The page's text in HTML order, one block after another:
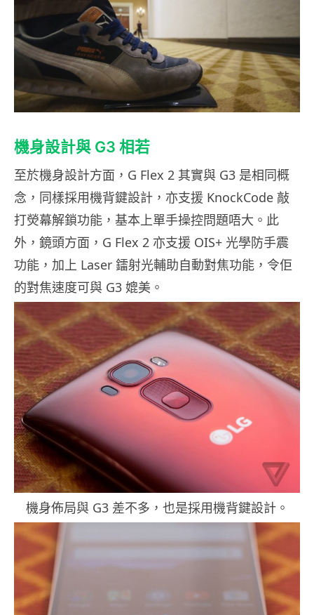
機身設計與 G3 相若
至於機身設計方面，G Flex 2 其實與 G3 是相同概
念，同樣採用機背鍵設計，亦支援 KnockCode 敲
打熒幕解鎖功能，基本上單手操控問題唔大。此
外，鏡頭方面，G Flex 2 亦支援 OIS+ 光學防手震
功能，加上 Laser 鐳射光輔助自動對焦功能，令佢
的對焦速度可與 G3 媲美。
機身佈局與 G3 差不多，也是採用機背鍵設計。